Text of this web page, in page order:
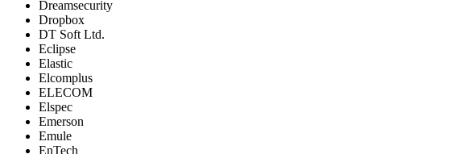
Dreamsecurity
Dropbox
DT Soft Ltd.
Eclipse
Elastic
Elcomplus
ELECOM
Elspec
Emerson
Emule
EnTech